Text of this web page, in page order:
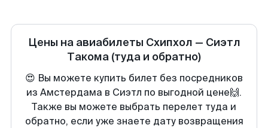
Цены на авиабилеты Схипхол — Сиэтл
Такома (туда и обратно)
😍 Вы можете купить билет без посредников
из Амстердама в Сиэтл по выгодной цене🙌.
Также вы можете выбрать перелет туда и
обратно, если уже знаете дату возвращения